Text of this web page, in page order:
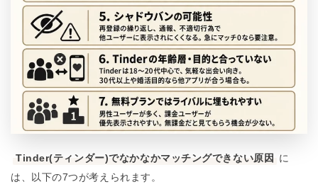
Tinder(ティンダー)でなかなかマッチングできない原因
に
は、以下の7つが考えられます。